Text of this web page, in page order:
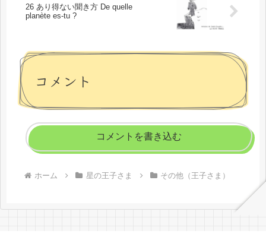
26 あり得ない聞き方 De quelle
planète es-tu ?
コメント
コメントを書き込む
ホーム 星の王子さま その他（王子さま）